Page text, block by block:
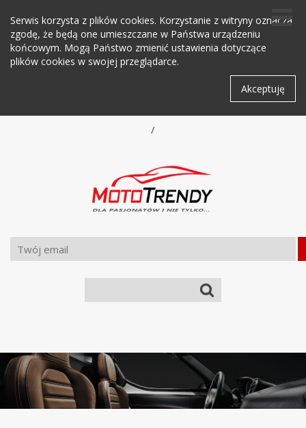
Serwis korzysta z plików cookies. Korzystanie z witryny oznacza
zgodę, że będą one umieszczane w Państwa urządzeniu
końcowym. Mogą Państwo zmienić ustawienia dotyczące
plików cookies w swojej przeglądarce.
Akceptuję
/